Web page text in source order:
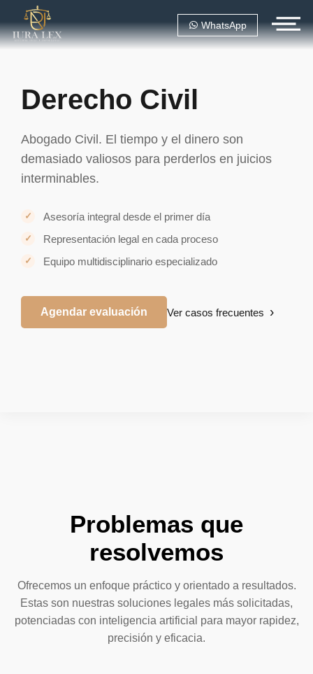
WhatsApp
Derecho Civil
Abogado Civil. El tiempo y el dinero son
demasiado valiosos para perderlos en juicios
interminables.
Asesoría integral desde el primer día
Representación legal en cada proceso
Equipo multidisciplinario especializado
Agendar evaluación Ver casos frecuentes
Problemas que
resolvemos
Ofrecemos un enfoque práctico y orientado a resultados.
Estas son nuestras soluciones legales más solicitadas,
potenciadas con inteligencia artificial para mayor rapidez,
precisión y eficacia.